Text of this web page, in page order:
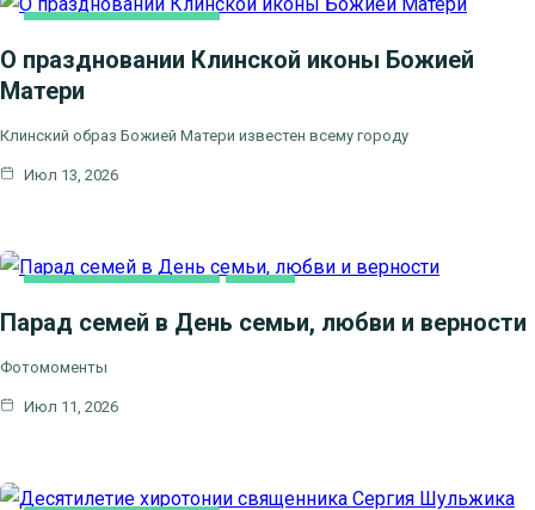
О праздновании Клинской иконы Божией
Матери
Клинский образ Божией Матери известен всему городу
Июл 13, 2026
Парад семей в День семьи, любви и верности
Фотомоменты
Июл 11, 2026